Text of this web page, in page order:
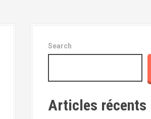
Search
Articles récents